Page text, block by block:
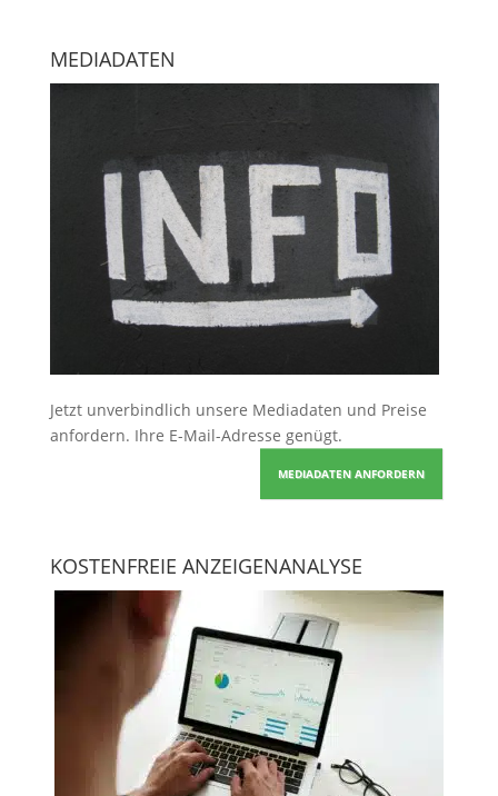
MEDIADATEN
Jetzt unverbindlich unsere Mediadaten und Preise
anfordern. Ihre E-Mail-Adresse genügt.
MEDIADATEN ANFORDERN
KOSTENFREIE ANZEIGENANALYSE